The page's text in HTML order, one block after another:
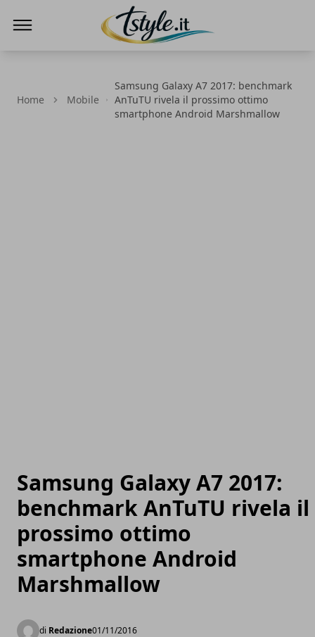
Home Mobile
Samsung Galaxy A7 2017: benchmark
AnTuTU rivela il prossimo ottimo
smartphone Android Marshmallow
Samsung Galaxy A7 2017:
benchmark AnTuTU rivela il
prossimo ottimo
smartphone Android
Marshmallow
di Redazione01/11/2016